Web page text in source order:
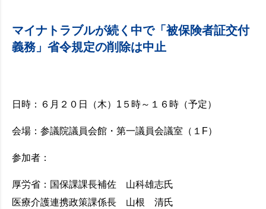
マイナトラブルが続く中で「被保険者証交付
義務」省令規定の削除は中止
日時：６月２０日（木）1５時～１６時（予定）
会場：参議院議員会館・第一議員会議室（１F）
参加者：
厚労省：国保課課長補佐 山科雄志氏
医療介護連携政策課係長 山根 清氏